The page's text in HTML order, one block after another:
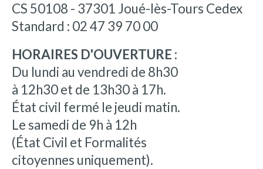
CS 50108 - 37301 Joué-lès-Tours Cedex
Standard : 02 47 39 70 00
HORAIRES D'OUVERTURE :
Du lundi au vendredi de 8h30
à 12h30 et de 13h30 à 17h.
État civil fermé le jeudi matin.
Le samedi de 9h à 12h
(État Civil et Formalités
citoyennes uniquement).